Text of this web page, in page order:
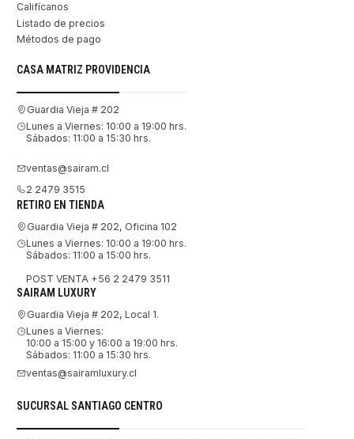
Califícanos
Listado de precios
Métodos de pago
CASA MATRIZ PROVIDENCIA
Guardia Vieja # 202
Lunes a Viernes: 10:00 a 19:00 hrs.
Sábados: 11:00 a 15:30 hrs.
ventas@sairam.cl
2 2479 3515
RETIRO EN TIENDA
Guardia Vieja # 202, Oficina 102
Lunes a Viernes: 10:00 a 19:00 hrs.
Sábados: 11:00 a 15:00 hrs.
POST VENTA +56 2 2479 3511
SAIRAM LUXURY
Guardia Vieja # 202, Local 1.
Lunes a Viernes:
10:00 a 15:00 y 16:00 a 19:00 hrs.
Sábados: 11:00 a 15:30 hrs.
ventas@sairamluxury.cl
SUCURSAL SANTIAGO CENTRO